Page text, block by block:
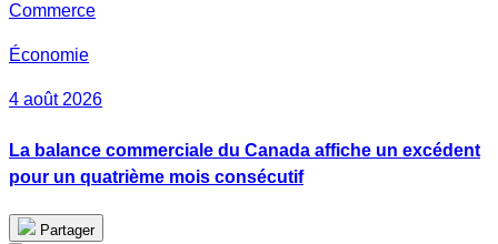
Commerce
Économie
4 août 2026
La balance commerciale du Canada affiche un excédent
pour un quatrième mois consécutif
Partager